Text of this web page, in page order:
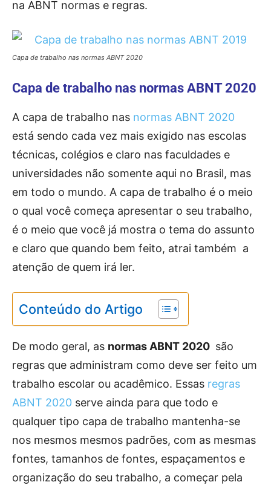
na ABNT normas e regras.
Capa de trabalho nas normas ABNT 2020
Capa de trabalho nas normas ABNT 2020
A capa de trabalho nas normas ABNT 2020
está sendo cada vez mais exigido nas escolas
técnicas, colégios e claro nas faculdades e
universidades não somente aqui no Brasil, mas
em todo o mundo. A capa de trabalho é o meio
o qual você começa apresentar o seu trabalho,
é o meio que você já mostra o tema do assunto
e claro que quando bem feito, atrai também a
atenção de quem irá ler.
Conteúdo do Artigo
De modo geral, as normas ABNT 2020 são
regras que administram como deve ser feito um
trabalho escolar ou acadêmico. Essas regras
ABNT 2020 serve ainda para que todo e
qualquer tipo capa de trabalho mantenha-se
nos mesmos mesmos padrões, com as mesmas
fontes, tamanhos de fontes, espaçamentos e
organização do seu trabalho, a começar pela